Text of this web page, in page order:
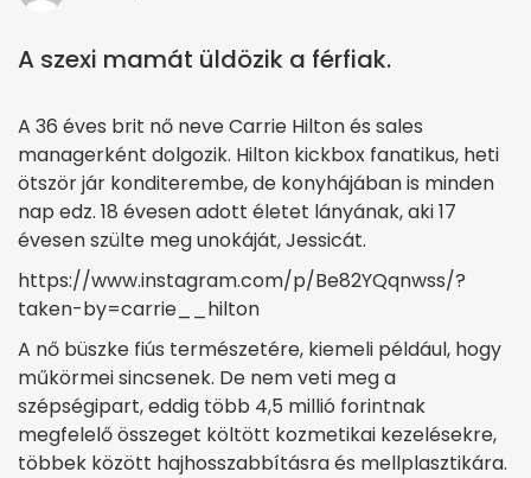
A szexi mamát üldözik a férfiak.
A 36 éves brit nő neve Carrie Hilton és sales
managerként dolgozik. Hilton kickbox fanatikus, heti
ötször jár konditerembe, de konyhájában is minden
nap edz. 18 évesen adott életet lányának, aki 17
évesen szülte meg unokáját, Jessicát.
https://www.instagram.com/p/Be82YQqnwss/?
taken-by=carrie__hilton
A nő büszke fiús természetére, kiemeli például, hogy
műkörmei sincsenek. De nem veti meg a
szépségipart, eddig több 4,5 millió forintnak
megfelelő összeget költött kozmetikai kezelésekre,
többek között hajhosszabbításra és mellplasztikára.